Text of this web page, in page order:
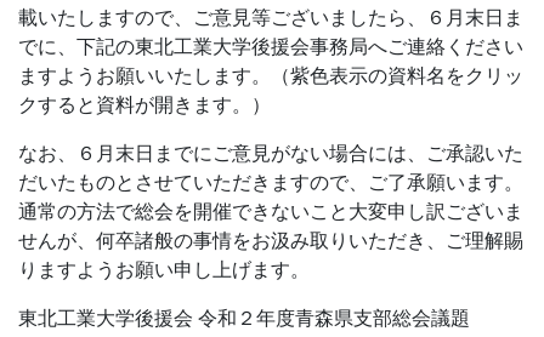
載いたしますので、ご意見等ございましたら、６月末日ま
でに、下記の東北工業大学後援会事務局へご連絡ください
ますようお願いいたします。（紫色表示の資料名をクリッ
クすると資料が開きます。）
なお、６月末日までにご意見がない場合には、ご承認いた
だいたものとさせていただきますので、ご了承願います。
通常の方法で総会を開催できないこと大変申し訳ございま
せんが、何卒諸般の事情をお汲み取りいただき、ご理解賜
りますようお願い申し上げます。
東北工業大学後援会 令和２年度青森県支部総会議題